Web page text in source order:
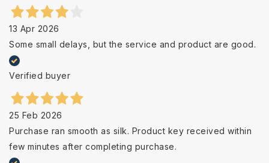
13 Apr 2026
Some small delays, but the service and product are good.
Verified buyer
25 Feb 2026
Purchase ran smooth as silk. Product key received within
few minutes after completing purchase.